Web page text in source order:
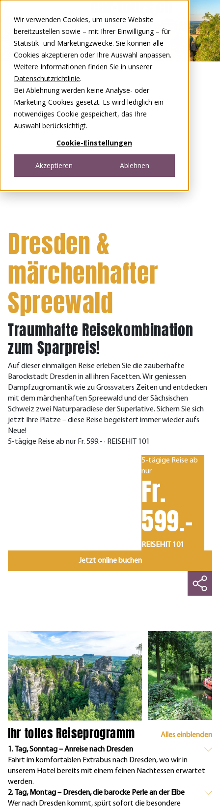
Wir verwenden Cookies, um unsere Website
bereitzustellen sowie – mit Ihrer Einwilligung – für
Statistik- und Marketingzwecke. Sie können alle
Cookies akzeptieren oder Ihre Auswahl anpassen.
Weitere Informationen finden Sie in unserer
Datenschutzrichtlinie.
Bei Ablehnung werden keine Analyse- oder
Marketing-Cookies gesetzt. Es wird lediglich ein
notwendiges Cookie gespeichert, das Ihre
Auswahl berücksichtigt.
Cookie-Einstellungen
Akzeptieren Ablehnen
DEFR
Open menu
Dresden &
märchenhafter
Spreewald
Traumhafte Reisekombination
zum Sparpreis!
Auf dieser einmaligen Reise erleben Sie die zauberhafte
Barockstadt Dresden in all ihren Facetten. Wir geniessen
Dampfzugromantik wie zu Grossvaters Zeiten und entdecken
mit dem märchenhaften Spreewald und der Sächsischen
Schweiz zwei Naturparadiese der Superlative. Sichern Sie sich
jetzt Ihre Plätze – diese Reise begeistert immer wieder aufs
Neue!
5-tägige Reise ab nur Fr. 599.- · REISEHIT 101
5-tägige Reise ab
nur
Fr.
599.-
REISEHIT 101
Jetzt online buchen
Ihr tolles Reiseprogramm
Alles einblenden
1. Tag, Sonntag – Anreise nach Dresden
Fahrt im komfortablen Extrabus nach Dresden, wo wir in
unserem Hotel bereits mit einem feinen Nachtessen erwartet
werden.
2. Tag, Montag – Dresden, die barocke Perle an der Elbe
Wer nach Dresden kommt, spürt sofort die besondere